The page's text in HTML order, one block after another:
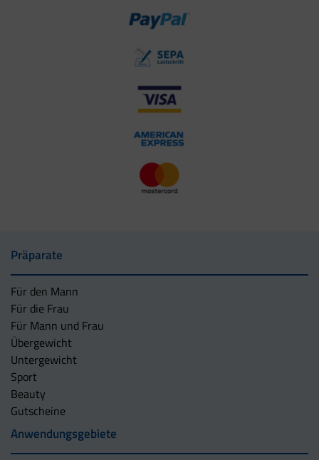
Präparate
Für den Mann
Für die Frau
Für Mann und Frau
Übergewicht
Untergewicht
Sport
Beauty
Gutscheine
Anwendungsgebiete